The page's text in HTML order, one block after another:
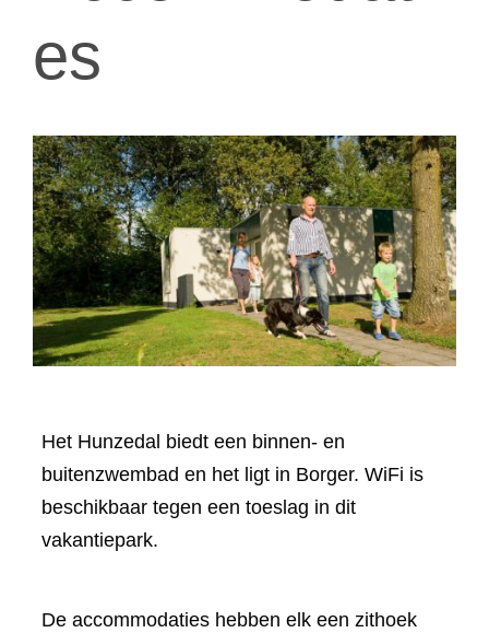
es
Het Hunzedal biedt een binnen- en
buitenzwembad en het ligt in Borger. WiFi is
beschikbaar tegen een toeslag in dit
vakantiepark.
De accommodaties hebben elk een zithoek